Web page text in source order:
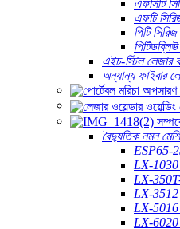
এফসিটি
এফটি
পিটি সিরিজ
এইচ-স্টিল লেজার
অন্যান্য ফাইবার
বৈদ্যুতিক নমন
ESP65-
LX-1030
LX-
LX-3512
LX-5016
LX-6020